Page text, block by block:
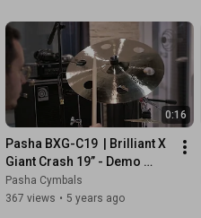
tempi di risposta
Le linee che
producendo un suono più
rispetto ad un piatto
0:16
Pasha BXG-C19  | Brilliant X
Giant Crash 19” - Demo
Video Sample | Pasha
Cymbals
Pasha Cymbals
367 views • 5 years ago